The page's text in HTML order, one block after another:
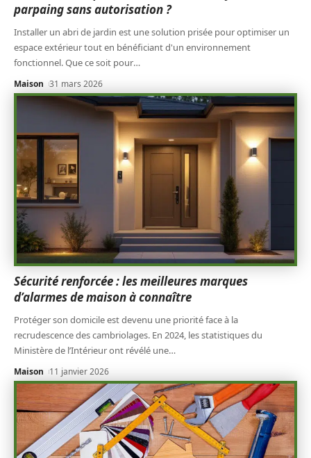
parpaing sans autorisation ?
Installer un abri de jardin est une solution prisée pour optimiser un
espace extérieur tout en bénéficiant d'un environnement
fonctionnel. Que ce soit pour…
Maison 31 mars 2026
Sécurité renforcée : les meilleures marques
d’alarmes de maison à connaître
Protéger son domicile est devenu une priorité face à la
recrudescence des cambriolages. En 2024, les statistiques du
Ministère de l’Intérieur ont révélé une…
Maison 11 janvier 2026